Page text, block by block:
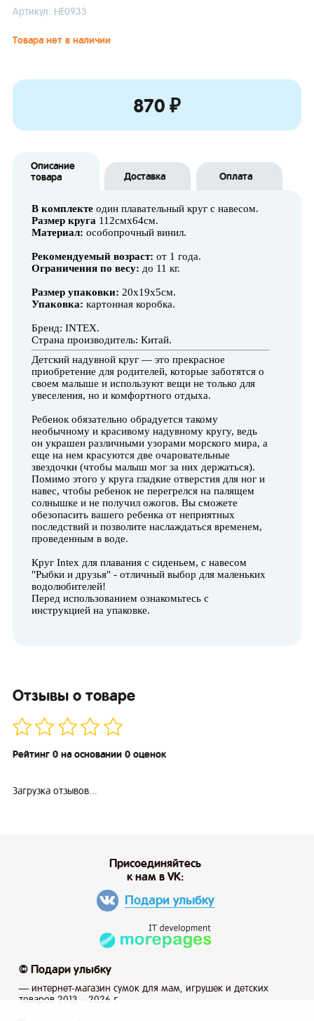
Артикул: НЕ0933
Товара нет в наличии
870 ₽
Описание
товара
Доставка Оплата
В комплекте один плавательный круг с навесом.
Размер круга 112смх64см.
Материал: особопрочный винил.
Рекомендуемый возраст: от 1 года.
Ограничения по весу: до 11 кг.
Размер упаковки: 20х19х5см.
Упаковка: картонная коробка.
Бренд: INTEX.
Страна производитель: Китай.
Детский надувной круг — это прекрасное
приобретение для родителей, которые заботятся о
своем малыше и используют вещи не только для
увеселения, но и комфортного отдыха.
Ребенок обязательно обрадуется такому
необычному и красивому надувному кругу, ведь
он украшен различными узорами морского мира, а
еще на нем красуются две очаровательные
звездочки (чтобы малыш мог за них держаться).
Помимо этого у круга гладкие отверстия для ног и
навес, чтобы ребенок не перегрелся на палящем
солнышке и не получил ожогов. Вы сможете
обезопасить вашего ребенка от неприятных
последствий и позволите наслаждаться временем,
проведенным в воде.
Круг Intex для плавания с сиденьем, с навесом
"Рыбки и друзья" - отличный выбор для маленьких
водолюбителей!
Перед использованием ознакомьтесь с
инструкцией на упаковке.
Отзывы о товаре
Рейтинг 0 на основании 0 оценок
Загрузка отзывов...
© Подари улыбку
— интернет-магазин сумок для мам, игрушек и детских
товаров 2013 – 2026 г.
Присоединяйтесь
к нам в VK:
Подари улыбку